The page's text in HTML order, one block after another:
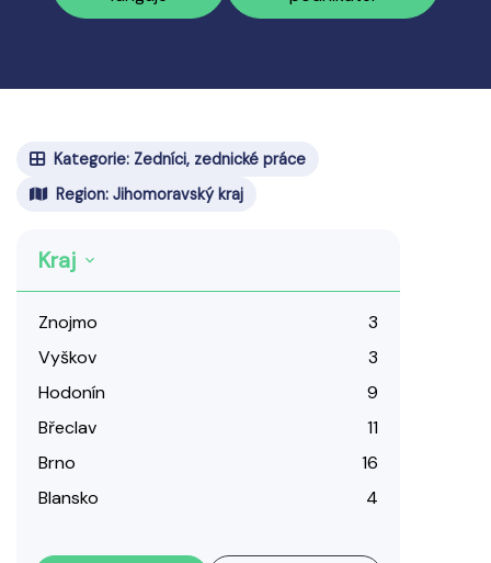
Kategorie: Zedníci, zednické práce
Region: Jihomoravský kraj
Kraj
Znojmo
3
Vyškov
3
Hodonín
9
Břeclav
11
Brno
16
Blansko
4